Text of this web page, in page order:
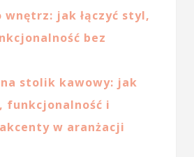
wnętrz: jak łączyć styl,
bez
stolik kawowy: jak
funkcjonalność i
w aranżacji